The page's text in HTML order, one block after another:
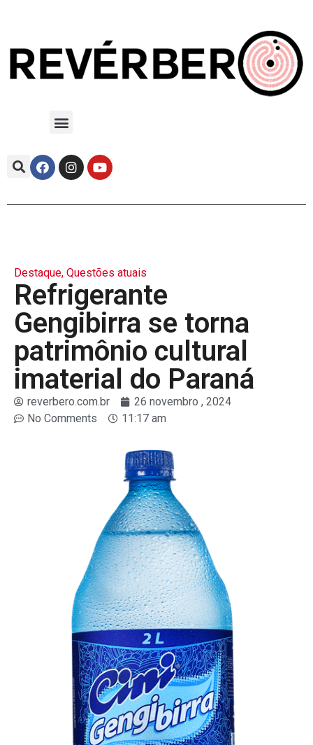
Destaque, Questões atuais
Refrigerante
Gengibirra se torna
patrimônio cultural
imaterial do Paraná
reverbero.com.br
26 novembro , 2024
No Comments
11:17 am